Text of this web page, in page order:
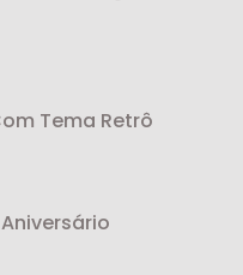
Tema Retrô